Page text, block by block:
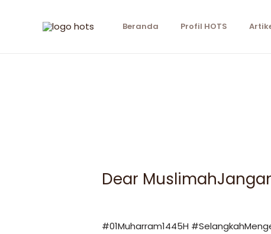
Beranda Profil HOTS
Dear
#01Muharram1445H